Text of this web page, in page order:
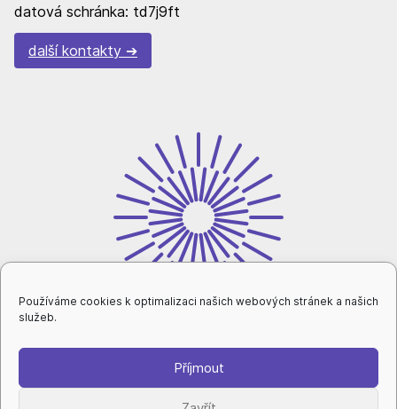
Používáme cookies k optimalizaci našich webových stránek a našich
služeb.
Příjmout
datová schránka: td7j9ft
další kontakty